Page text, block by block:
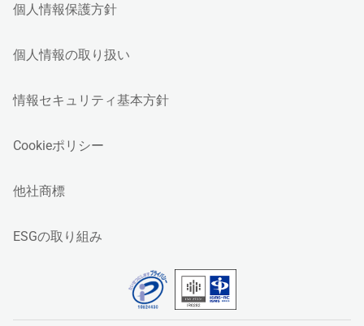
個人情報保護方針
個人情報の取り扱い
情報セキュリティ基本方針
Cookieポリシー
他社商標
ESGの取り組み